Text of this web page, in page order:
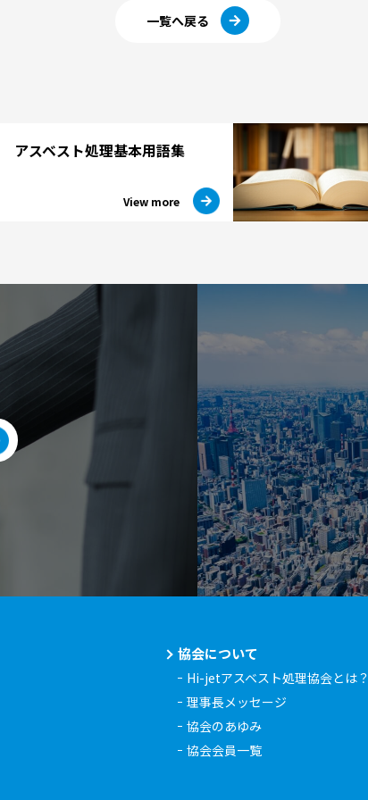
一覧へ戻る
アスベスト処理基本用語集
View more
協会について
Hi-jetアスベスト処理協会とは？
理事長メッセージ
協会のあゆみ
協会会員一覧